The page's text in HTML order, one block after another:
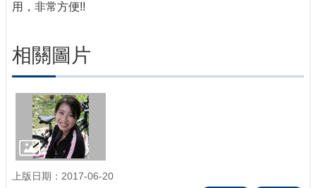
用，非常方便!!
相關圖片
上版日期：2017-06-20